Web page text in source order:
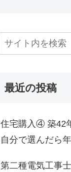
最近の投稿
住宅購入④ 築42
自分で選んだら
第二種電気工事